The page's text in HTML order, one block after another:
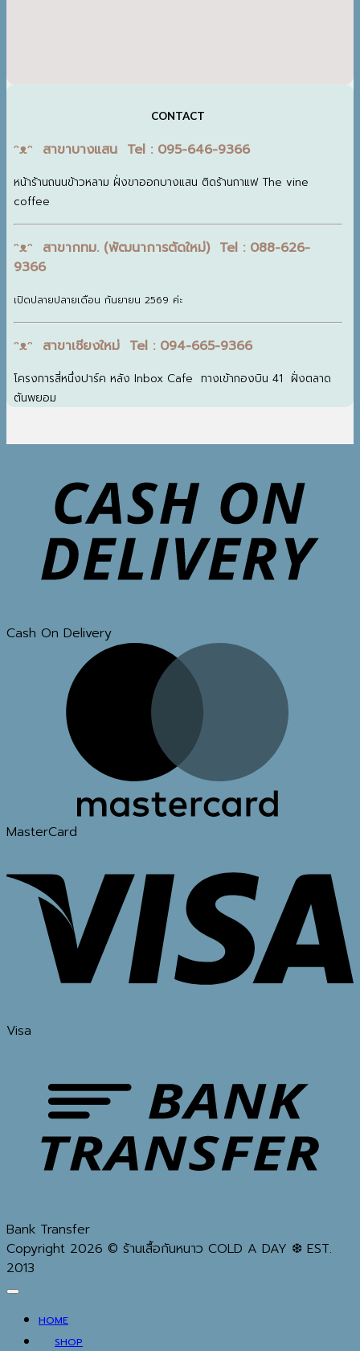
CONTACT
ᵔᴥᵔ สาขาบางแสน Tel : 095-646-9366
หน้าร้านถนนข้าวหลาม ฝั่งขาออกบางแสน ติดร้านกาแฟ The vine
coffee
ᵔᴥᵔ สาขากทม. (พัฒนาการตัดใหม่) Tel : 088-626-
9366
เปิดปลายปลายเดือน กันยายน 2569 ค่ะ
ᵔᴥᵔ สาขาเชียงใหม่ Tel : 094-665-9366
โครงการสี่หนึ่งปาร์ค หลัง Inbox Cafe ทางเข้ากองบิน 41 ฝั่งตลาด
ต้นพยอม
Cash On Delivery
MasterCard
Visa
Bank Transfer
Copyright 2026 © ร้านเสื้อกันหนาว COLD A DAY ❆ EST.
2013
HOME
SHOP